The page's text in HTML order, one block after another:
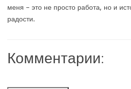
меня – это не просто работа, но и
радости.
Комментарии: